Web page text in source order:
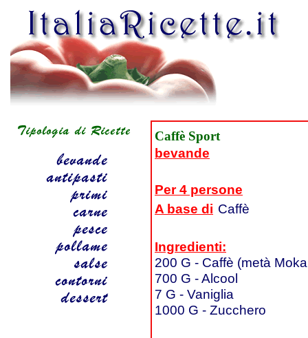
Caffè Sport
bevande
Per 4 persone
A base di Caffè
Ingredienti:
200 G - Caffè (metà
700 G - Alcool
7 G - Vaniglia
1000 G - Zucchero